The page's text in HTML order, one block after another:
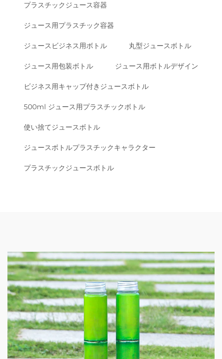
プラスチックジュース容器
ジュース用プラスチック容器
ジュースビジネス用ボトル 丸型ジュースボトル
ジュース用包装ボトル ジュース用ボトルデザイン
ビジネス用キャップ付きジュースボトル
500ml ジュース用プラスチックボトル
使い捨てジュースボトル
ジュースボトルプラスチックキャラクター
プラスチックジュースボトル